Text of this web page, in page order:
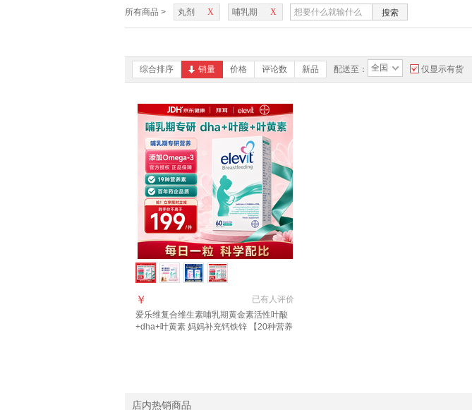
所有商品 > X
丸剂 X
哺乳期 搜索
综合排序 销量 价格 评论数 新品 配送至： 全国 仅显示有货
已有人评价
￥
爱乐维复合维生素哺乳期黄金素活性叶酸
+dha+叶黄素 妈妈补充钙铁锌 【20种营养
店内热销商品